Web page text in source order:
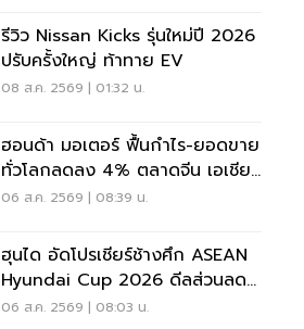
รีวิว Nissan Kicks รุ่นใหม่ปี 2026
ปรับครั้งใหญ่ ท้าทาย EV
08 ส.ค. 2569 | 01:32 น.
ฮอนด้า มอเตอร์ ฟื้นกำไร-ยอดขาย
ทั่วโลกลดลง 4% ตลาดจีน เอเชีย
ร่วง
06 ส.ค. 2569 | 08:39 น.
ฮุนได อัดโปรเชียร์ช้างศึก ASEAN
Hyundai Cup 2026 ดีลส่วนลด
5 แสน แจกเสื้อทีมชาติไทย
06 ส.ค. 2569 | 08:03 น.